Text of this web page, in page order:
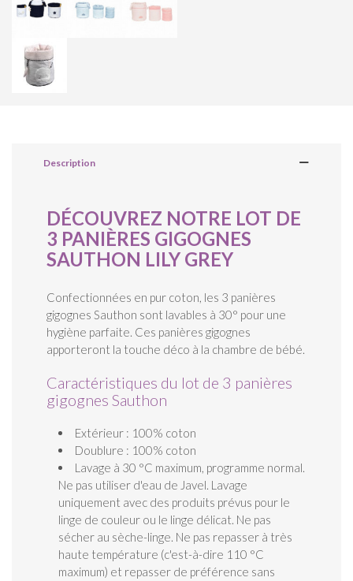
Description
DÉCOUVREZ NOTRE LOT DE
3 PANIÈRES GIGOGNES
SAUTHON LILY GREY
Confectionnées en pur coton, les 3 panières
gigognes Sauthon sont lavables à 30° pour une
hygiène parfaite. Ces panières gigognes
apporteront la touche déco à la chambre de bébé.
Caractéristiques du lot de 3 panières
gigognes Sauthon
Extérieur : 100% coton
Doublure : 100% coton
Lavage à 30 °C maximum, programme normal.
Ne pas utiliser d'eau de Javel. Lavage
uniquement avec des produits prévus pour le
linge de couleur ou le linge délicat. Ne pas
sécher au sèche-linge. Ne pas repasser à très
haute température (c'est-à-dire 110 °C
maximum) et repasser de préférence sans